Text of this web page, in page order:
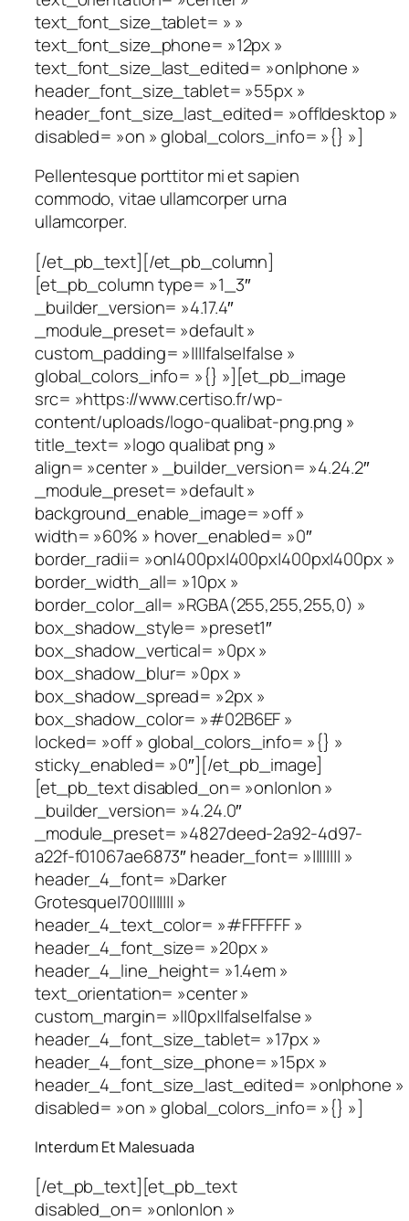
text_font_size_tablet= » »
text_font_size_phone= »12px »
text_font_size_last_edited= »on|phone »
header_font_size_tablet= »55px »
header_font_size_last_edited= »off|desktop »
disabled= »on » global_colors_info= »{} »]
Pellentesque porttitor mi et sapien
commodo, vitae ullamcorper urna
ullamcorper.
[/et_pb_text][/et_pb_column]
[et_pb_column type= »1_3″
_builder_version= »4.17.4″
_module_preset= »default »
custom_padding= »||||false|false »
global_colors_info= »{} »][et_pb_image
src= »https://www.certiso.fr/wp-
content/uploads/logo-qualibat-png.png »
title_text= »logo qualibat png »
align= »center » _builder_version= »4.24.2″
_module_preset= »default »
background_enable_image= »off »
width= »60% » hover_enabled= »0″
border_radii= »on|400px|400px|400px|400px »
border_width_all= »10px »
border_color_all= »RGBA(255,255,255,0) »
box_shadow_style= »preset1″
box_shadow_vertical= »0px »
box_shadow_blur= »0px »
box_shadow_spread= »2px »
box_shadow_color= »#02B6EF »
locked= »off » global_colors_info= »{} »
sticky_enabled= »0″][/et_pb_image]
[et_pb_text disabled_on= »on|on|on »
_builder_version= »4.24.0″
_module_preset= »4827deed-2a92-4d97-
a22f-f01067ae6873″ header_font= »|||||||| »
header_4_font= »Darker
Grotesque|700||||||| »
header_4_text_color= »#FFFFFF »
header_4_font_size= »20px »
header_4_line_height= »1.4em »
text_orientation= »center »
custom_margin= »||0px||false|false »
header_4_font_size_tablet= »17px »
header_4_font_size_phone= »15px »
header_4_font_size_last_edited= »on|phone »
disabled= »on » global_colors_info= »{} »]
Interdum Et Malesuada
[/et_pb_text][et_pb_text
disabled_on= »on|on|on »